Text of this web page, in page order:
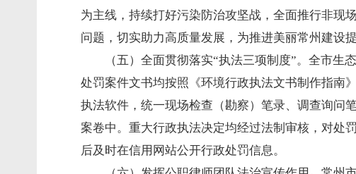
为主线，持续打好污染防治攻坚战，全面推行非现
问题，切实助力高质量发展，为推进美丽常州建设
（五）全面贯彻落实“执法三项制度”。全市
处罚案件文书均按照《环境行政执法文书制作指南
执法软件，统一现场检查（勘察）笔录、调查询问
案卷中。重大行政执法决定均经过法制审核，对处
后及时在信用网站公开行政处罚信息。